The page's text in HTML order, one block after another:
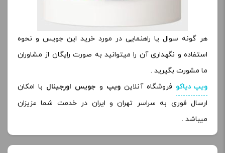
هر گونه سوال یا راهنمایی در مورد خرید این جویس و نحوه
استفاده و نگهداری آن را میتوانید به صورت رایگان از مشاوران
ما مشورت بگیرید .
ویپ دیاکو فروشگاه آنلاینویپ و جویس اورجینال با امکان
ارسال فوری به سراسر تهران و ایران در خدمت شما عزیزان
میباشد .